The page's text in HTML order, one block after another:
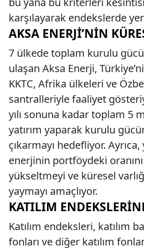
karşılayarak endekslerde
AKSA ENERJI’NIN
7 ülkede toplam kurulu
ulaşan Aksa Enerji,
KKTC, Afrika ülkeleri ve
santralleriyle faaliyet
yılı sonuna kadar toplam 5
yatırım yaparak kurulu
çıkarmayı hedefliyor.
enerjinin portföydeki oranını
yükseltmeyi ve küresel
yaymayı amaçlıyor.
KATILIM
Katılım endeksleri, katılım
fonları ve diğer katılım